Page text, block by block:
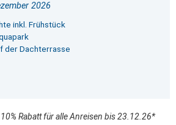
2026
inkl. Frühstück
der Dachterrasse
Rabatt für alle Anreisen bis 23.12.26*